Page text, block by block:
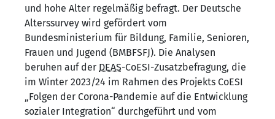
und hohe Alter regelmäßig befragt. Der Deutsche
Alterssurvey wird gefördert vom
Bundesministerium für Bildung, Familie, Senioren,
Frauen und Jugend (BMBFSFJ). Die Analysen
beruhen auf der DEAS-CoESI-Zusatzbefragung, die
im Winter 2023/24 im Rahmen des Projekts CoESI
„Folgen der Corona-Pandemie auf die Entwicklung
sozialer Integration“ durchgeführt und vom